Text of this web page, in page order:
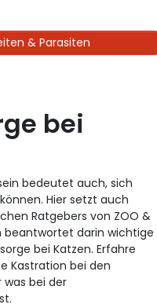
& Parasiten
bei
bedeutet auch, sich
Hier setzt auch
Ratgebers von ZOO &
beantwortet darin wichtige
bei Katzen. Erfahre
Kastration bei den
bei der